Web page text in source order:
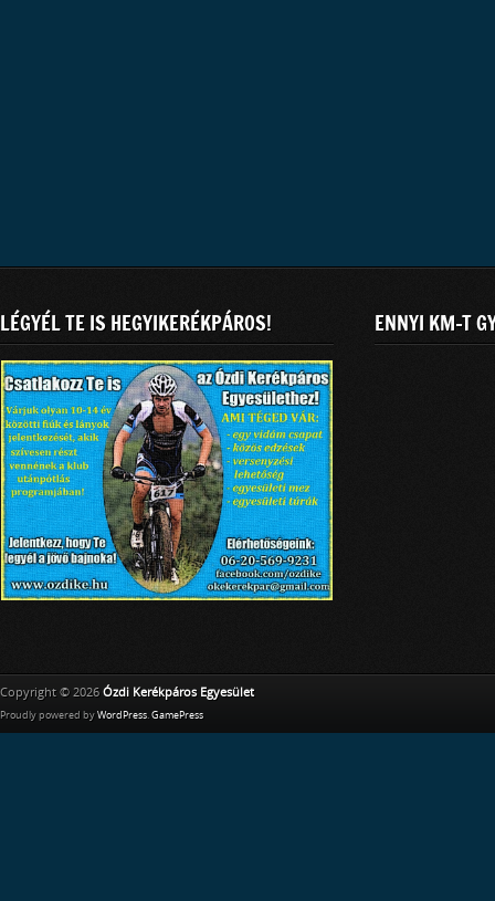
LÉGYÉL TE IS HEGYIKERÉKPÁROS! ENNYI KM-T
Copyright © 2026 Ózdi Kerékpáros Egyesület
Proudly powered by WordPress. GamePress